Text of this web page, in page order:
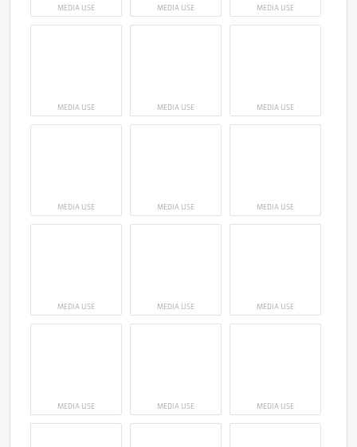
MEDIA USE MEDIA USE MEDIA USE
MEDIA USE MEDIA USE MEDIA USE
MEDIA USE MEDIA USE MEDIA USE
MEDIA USE MEDIA USE MEDIA USE
MEDIA USE MEDIA USE MEDIA USE